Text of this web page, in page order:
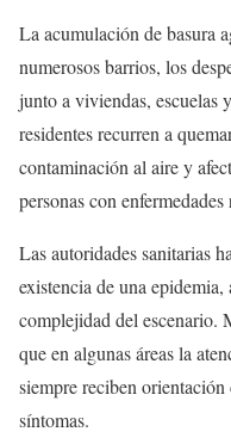
La acumulación de basura
numerosos barrios, los
junto a viviendas, escuelas
residentes recurren a
contaminación al aire y
personas con enfermedades
Las autoridades sanitarias
existencia de una
complejidad del escenario.
que en algunas áreas la
siempre reciben
síntomas.